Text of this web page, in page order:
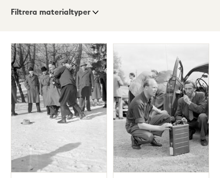
Visningsläge
Lista
Karta
Filtrera materialtyper
träffar